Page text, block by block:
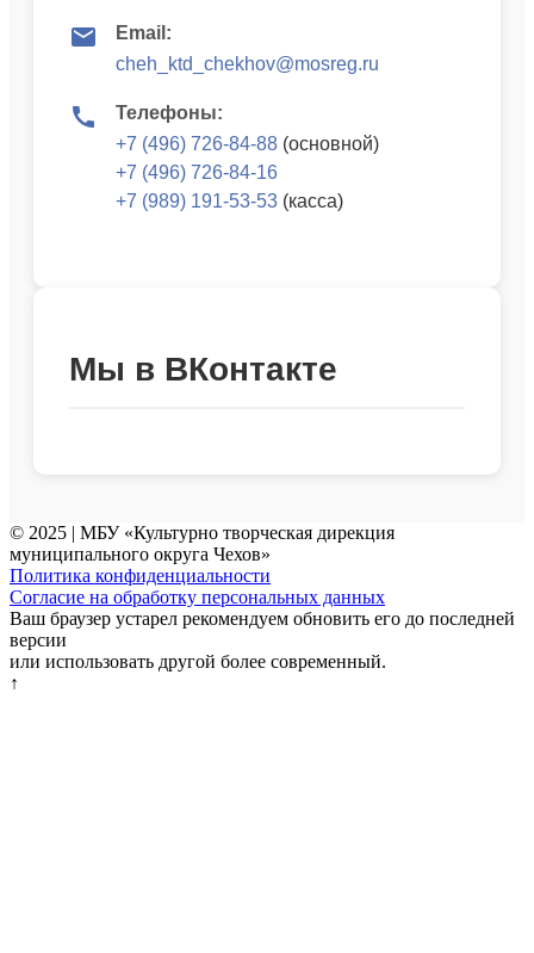
Email:
cheh_ktd_chekhov@mosreg.ru
Телефоны:
+7 (496) 726-84-88 (основной)
+7 (496) 726-84-16
+7 (989) 191-53-53 (касса)
Мы в ВКонтакте
© 2025 | МБУ «Культурно творческая дирекция
муниципального округа Чехов»
Политика конфиденциальности
Согласие на обработку персональных данных
Ваш браузер устарел рекомендуем обновить его до последней
версии
или использовать другой более современный.
↑